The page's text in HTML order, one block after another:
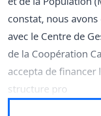
constat, nous
avec le Centre de
de la Coopération
accepta de
structure pro